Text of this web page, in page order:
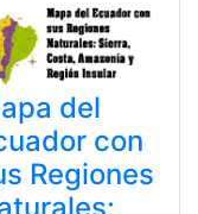
del
con
Regiones